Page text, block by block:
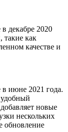
декабре 2020
такие как
качестве и
июне 2021 года.
новые
нескольких
обновление